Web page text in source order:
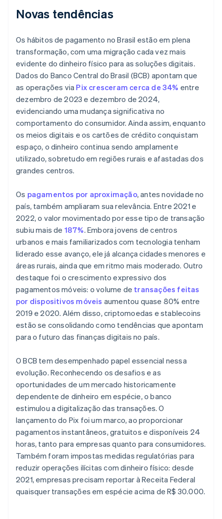
Novas tendências
Os hábitos de pagamento no Brasil estão em plena
transformação, com uma migração cada vez mais
evidente do dinheiro físico para as soluções digitais.
Dados do Banco Central do Brasil (BCB) apontam que
as operações via Pix cresceram cerca de 34% entre
dezembro de 2023 e dezembro de 2024,
evidenciando uma mudança significativa no
comportamento do consumidor. Ainda assim, enquanto
os meios digitais e os cartões de crédito conquistam
espaço, o dinheiro continua sendo amplamente
utilizado, sobretudo em regiões rurais e afastadas dos
grandes centros.
Os pagamentos por aproximação, antes novidade no
país, também ampliaram sua relevância. Entre 2021 e
2022, o valor movimentado por esse tipo de transação
subiu mais de 187%. Embora jovens de centros
urbanos e mais familiarizados com tecnologia tenham
liderado esse avanço, ele já alcança cidades menores e
áreas rurais, ainda que em ritmo mais moderado. Outro
destaque foi o crescimento expressivo dos
pagamentos móveis: o volume de transações feitas
por dispositivos móveis aumentou quase 80% entre
2019 e 2020. Além disso, criptomoedas e stablecoins
estão se consolidando como tendências que apontam
para o futuro das finanças digitais no país.
O BCB tem desempenhado papel essencial nessa
evolução. Reconhecendo os desafios e as
oportunidades de um mercado historicamente
dependente de dinheiro em espécie, o banco
estimulou a digitalização das transações. O
lançamento do Pix foi um marco, ao proporcionar
pagamentos instantâneos, gratuitos e disponíveis 24
horas, tanto para empresas quanto para consumidores.
Também foram impostas medidas regulatórias para
reduzir operações ilícitas com dinheiro físico: desde
2021, empresas precisam reportar à Receita Federal
quaisquer transações em espécie acima de R$ 30.000.